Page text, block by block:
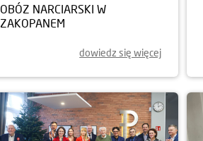
OBÓZ NARCIARSKI W
ZAKOPANEM
dowiedz się więcej